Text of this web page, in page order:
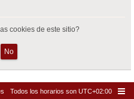
cookies de este sitio?
Todos los horarios son UTC+02:00